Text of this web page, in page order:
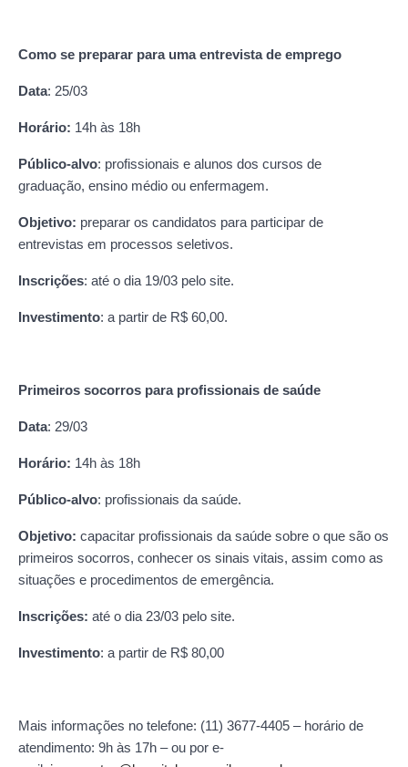
Como se preparar para uma entrevista de emprego
Data: 25/03
Horário: 14h às 18h
Público-alvo: profissionais e alunos dos cursos de
graduação, ensino médio ou enfermagem.
Objetivo: preparar os candidatos para participar de
entrevistas em processos seletivos.
Inscrições: até o dia 19/03 pelo site.
Investimento: a partir de R$ 60,00.
Primeiros socorros para profissionais de saúde
Data: 29/03
Horário: 14h às 18h
Público-alvo: profissionais da saúde.
Objetivo: capacitar profissionais da saúde sobre o que são os
primeiros socorros, conhecer os sinais vitais, assim como as
situações e procedimentos de emergência.
Inscrições: até o dia 23/03 pelo site.
Investimento: a partir de R$ 80,00
Mais informações no telefone: (11) 3677-4405 – horário de
atendimento: 9h às 17h – ou por e-